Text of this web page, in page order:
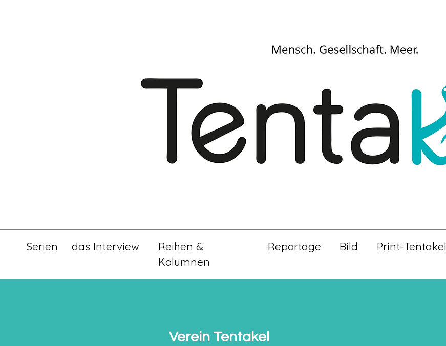
Serien das Interview
Reihen &
Kolumnen
Reportage Bild Print-Tentakel
Verein Tentakel